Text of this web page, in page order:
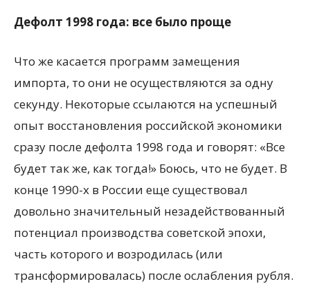
Дефолт 1998 года: все было проще
Что же касается программ замещения
импорта, то они не осуществляются за одну
секунду. Некоторые ссылаются на успешный
опыт восстановления российской экономики
сразу после дефолта 1998 года и говорят: «Все
будет так же, как тогда!» Боюсь, что не будет. В
конце 1990-х в России еще существовал
довольно значительный незадействованный
потенциал производства советской эпохи,
часть которого и возродилась (или
трансформировалась) после ослабления рубля.